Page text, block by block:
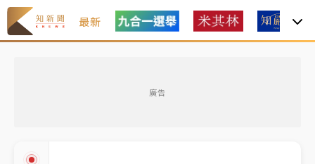
最新
廣告
中信慈善基金會想增加董事人數！辜仲諒向法院聲請遭